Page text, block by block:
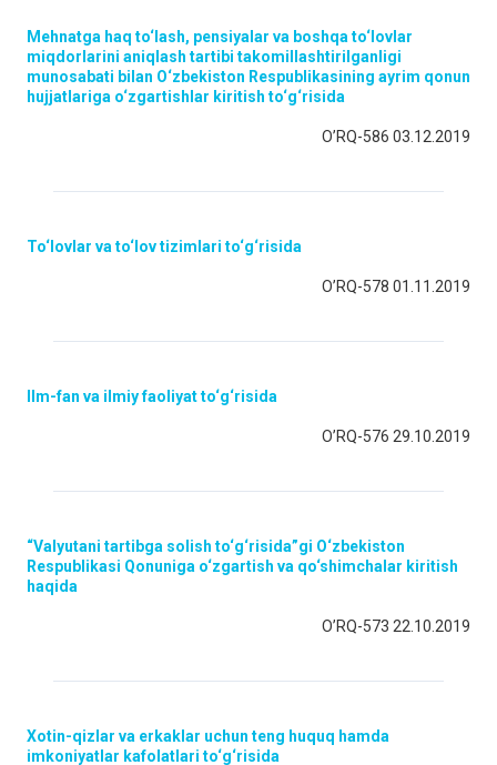
Mehnatga haq to‘lash, pensiyalar va boshqa to‘lovlar
miqdorlarini aniqlash tartibi takomillashtirilganligi
munosabati bilan O‘zbekiston Respublikasining ayrim qonun
hujjatlariga o‘zgartishlar kiritish to‘g‘risida
O’RQ-586 03.12.2019
To‘lovlar va to‘lov tizimlari to‘g‘risida
O’RQ-578 01.11.2019
Ilm-fan va ilmiy faoliyat to‘g‘risida
O’RQ-576 29.10.2019
“Valyutani tartibga solish to‘g‘risida”gi O‘zbekiston
Respublikasi Qonuniga o‘zgartish va qo‘shimchalar kiritish
haqida
O’RQ-573 22.10.2019
Xotin-qizlar va erkaklar uchun teng huquq hamda
imkoniyatlar kafolatlari to‘g‘risida